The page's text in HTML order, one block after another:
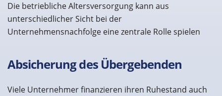
Die betriebliche Altersversorgung kann aus
unterschiedlicher Sicht bei der
Unternehmensnachfolge eine zentrale Rolle spielen
Absicherung des Übergebenden
Viele Unternehmer finanzieren ihren Ruhestand auch